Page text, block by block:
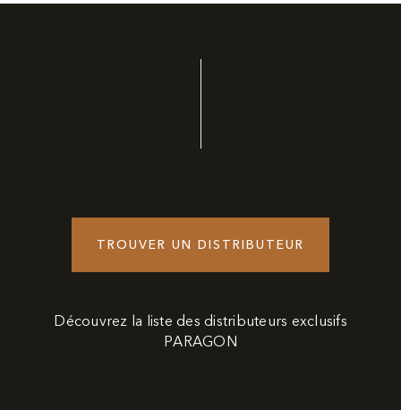
TROUVER UN DISTRIBUTEUR
Découvrez la liste des distributeurs exclusifs
PARAGON